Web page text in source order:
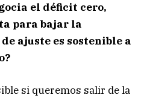
el déficit cero,
para bajar la
ajuste es sostenible a
si queremos salir de la